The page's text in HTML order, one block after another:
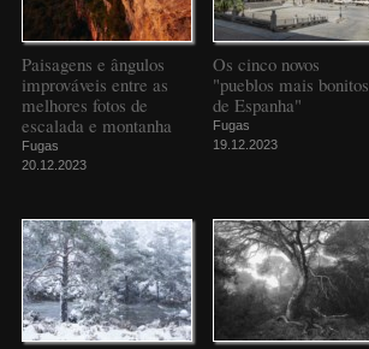
Paisagens e ângulos
improváveis entre as
melhores fotos de
escalada e montanha
Fugas
20.12.2023
Os cinco novos
"pueblos mais bonitos
de Espanha"
Fugas
19.12.2023